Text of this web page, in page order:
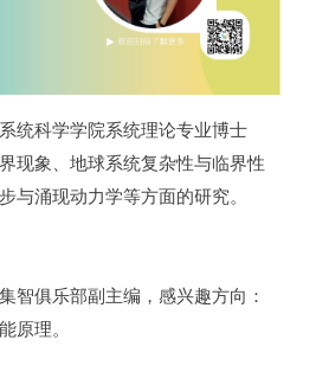
统科学学院系统理论专业博士
现象、地球系统复杂性与临界性
与涌现动力学等方面的研究。
智俱乐部副主编，感兴趣方向：
原理。